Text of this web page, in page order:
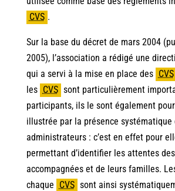
CVS .
Sur la base du décret de mars 2004
2005), l’association a rédigé une
qui a servi à la mise en place des CVS
les CVS sont particulièrement
participants, ils le sont également
illustrée par la présence systématique
administrateurs : c’est en effet pour
permettant d’identifier les attentes
accompagnées et de leurs familles.
chaque CVS sont ainsi